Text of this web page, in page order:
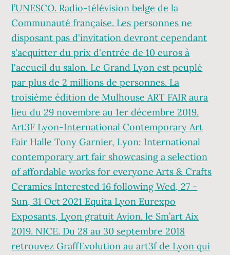
l’UNESCO. Radio-télévision belge de la
Communauté française. Les personnes ne
disposant pas d'invitation devront cependant
s'acquitter du prix d'entrée de 10 euros à
l'accueil du salon. Le Grand Lyon est peuplé
par plus de 2 millions de personnes. La
troisième édition de Mulhouse ART FAIR aura
lieu du 29 novembre au 1er décembre 2019.
Art3F Lyon-International Contemporary Art
Fair Halle Tony Garnier, Lyon: International
contemporary art fair showcasing a selection
of affordable works for everyone Arts & Crafts
Ceramics Interested 16 following Wed, 27 -
Sun, 31 Oct 2021 Equita Lyon Eurexpo
Exposants, Lyon gratuit Avion. le Sm’art Aix
2019. NICE. Du 28 au 30 septembre 2018
retrouvez GraffEvolution au art3f de Lyon qui